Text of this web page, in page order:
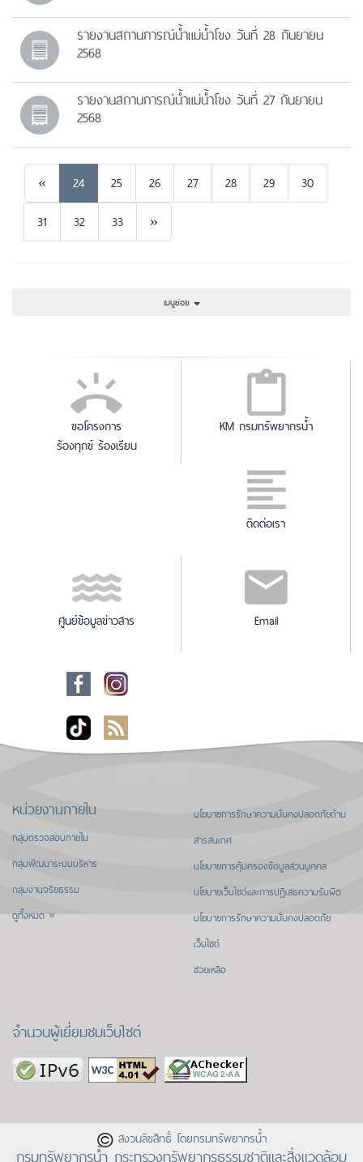
รายงานสถานการณ์น้ำแม่น้ำโขง วันที่ 28 กันยายน
2568
รายงานสถานการณ์น้ำแม่น้ำโขง วันที่ 27 กันยายน
2568
« Previous
24 25 26 27 28 29
30
31
32 33 »
เมนูย่อย
ขอโครงการ
ร้องทุกข์ ร้องเรียน
KM กรมทรัพยากรน้ำ
ติดต่อเรา
ศูนย์ข้อมูลข่าวสาร Email
หน่วยงานภายใน
กลุ่มตรวจสอบภายใน
กลุ่มพัฒนาระบบบริหาร
กลุ่มงานจริยธรรม
ดูทั้งหมด »
นโยบายการรักษาความมั่นคงปลอดภัยด้าน
สารสนเทศ
นโยบายการคุ้มครองข้อมูลส่วนบุคคล
นโยบายเว็บไซต์และการปฏิเสธความรับผิด
นโยบายการรักษาความมั่นคงปลอดภัย
เว็บไซต์
ช่วยเหลือ
จำนวนผู้เยี่ยมชมเว็บไซต์
สงวนลิขสิทธิ์ โดยกรมทรัพยากรน้ำ
กรมทรัพยากรน้ำ กระทรวงทรัพยากรธรรมชาติและสิ่งแวดล้อม